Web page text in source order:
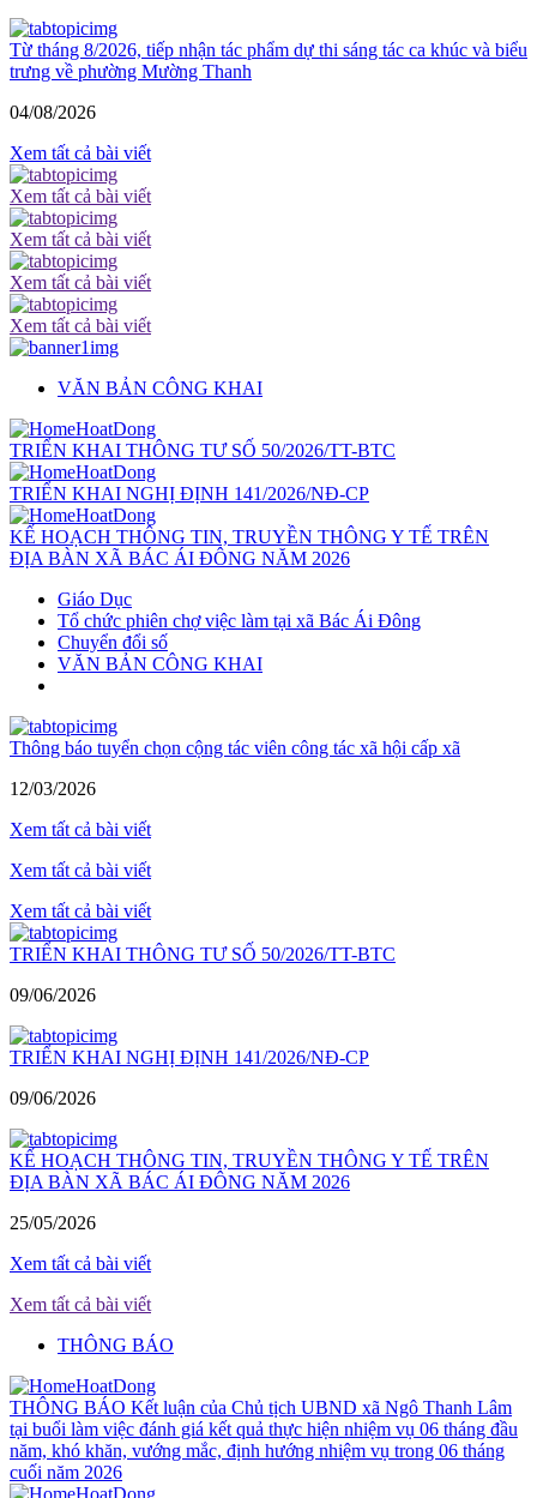
Từ tháng 8/2026, tiếp nhận tác phẩm dự thi sáng tác ca khúc và biểu
trưng về phường Mường Thanh
04/08/2026
Xem tất cả bài viết
Xem tất cả bài viết
Xem tất cả bài viết
Xem tất cả bài viết
Xem tất cả bài viết
VĂN BẢN CÔNG KHAI
TRIỂN KHAI THÔNG TƯ SỐ 50/2026/TT-BTC
TRIỂN KHAI NGHỊ ĐỊNH 141/2026/NĐ-CP
KẾ HOẠCH THÔNG TIN, TRUYỀN THÔNG Y TẾ TRÊN
ĐỊA BÀN XÃ BÁC ÁI ĐÔNG NĂM 2026
Giáo Dục
Tổ chức phiên chợ việc làm tại xã Bác Ái Đông
Chuyển đổi số
VĂN BẢN CÔNG KHAI
Thông báo tuyển chọn cộng tác viên công tác xã hội cấp xã
12/03/2026
Xem tất cả bài viết
Xem tất cả bài viết
Xem tất cả bài viết
TRIỂN KHAI THÔNG TƯ SỐ 50/2026/TT-BTC
09/06/2026
TRIỂN KHAI NGHỊ ĐỊNH 141/2026/NĐ-CP
09/06/2026
KẾ HOẠCH THÔNG TIN, TRUYỀN THÔNG Y TẾ TRÊN
ĐỊA BÀN XÃ BÁC ÁI ĐÔNG NĂM 2026
25/05/2026
Xem tất cả bài viết
Xem tất cả bài viết
THÔNG BÁO
THÔNG BÁO Kết luận của Chủ tịch UBND xã Ngô Thanh Lâm
tại buổi làm việc đánh giá kết quả thực hiện nhiệm vụ 06 tháng đầu
năm, khó khăn, vướng mắc, định hướng nhiệm vụ trong 06 tháng
cuối năm 2026